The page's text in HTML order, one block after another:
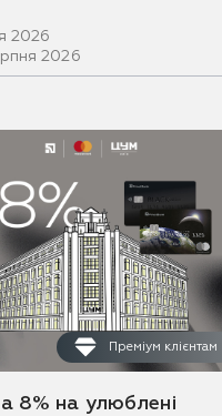
2026
2026
Преміум клієнтам
8% на улюблені